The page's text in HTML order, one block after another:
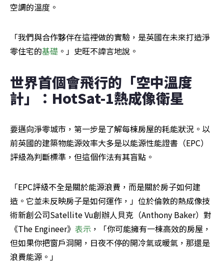
空調的溫度。
「我們與合作夥伴在這裡做的實驗，是英國在未來打造淨
零住宅的基礎 。」史旺不諱言地說。
世界首個會飛行的「空中溫度
計」：HotSat-1熱成像衛星
要邁向淨零城市，第一步是了解每棟房屋的耗能狀況。以
前英國的建築物能源效率大多是以能源性能證書（EPC）
評級為判斷標準，但這個作法有其盲點。
「EPC評級不全是關於能源浪費，而是關於房子如何建
造。它並未反映房子是如何運作，」位於倫敦的熱成像技
術新創公司Satellite Vu創辦人貝克（Anthony Baker）對
《The Engineer》 表示 ，「你可能擁有一棟高效的房屋，
但如果你把窗戶洞開，日夜不停的開冷氣或暖氣，那還是
浪費能源。」